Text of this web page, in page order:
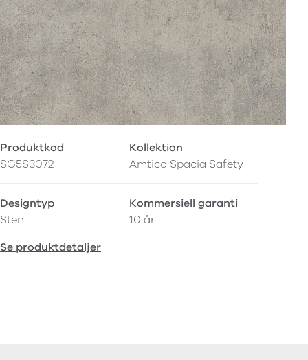
Produktkod
SG5S3072
Kollektion
Amtico Spacia Safety
Designtyp
Sten
Kommersiell garanti
10 år
Se produktdetaljer